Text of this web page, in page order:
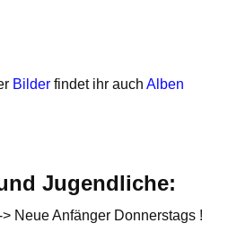
Bilder findet ihr auch Alben
Jugendliche:
Anfänger Donnerstags !